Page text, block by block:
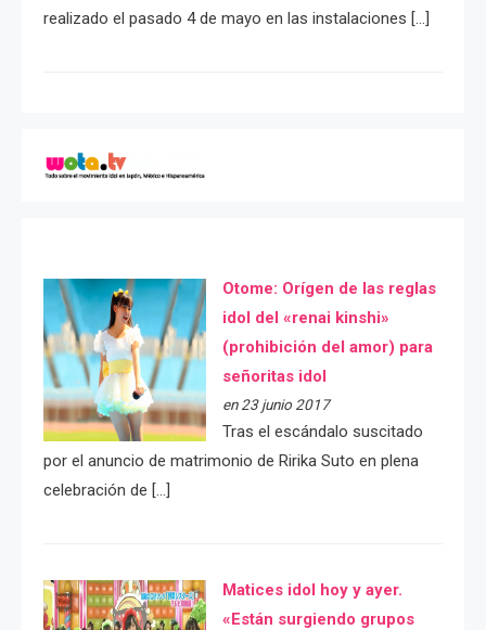
realizado el pasado 4 de mayo en las instalaciones […]
Otome: Orígen de las reglas
idol del «renai kinshi»
(prohibición del amor) para
señoritas idol
en 23 junio 2017
Tras el escándalo suscitado
por el anuncio de matrimonio de Ririka Suto en plena
celebración de […]
Matices idol hoy y ayer.
«Están surgiendo grupos